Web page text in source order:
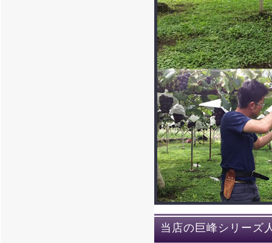
当店の巨峰シリーズ